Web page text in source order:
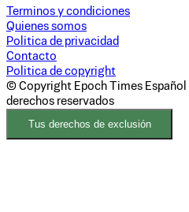
Terminos y condiciones
Quienes somos
Politica de privacidad
Contacto
Politica de copyright
© Copyright Epoch Times Español
derechos reservados
Tus derechos de exclusión